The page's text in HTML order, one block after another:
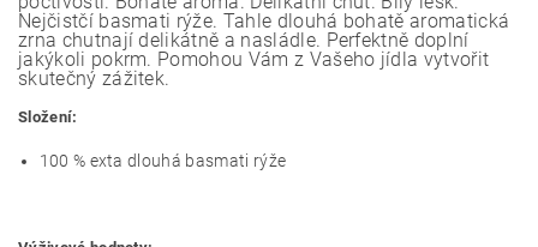
Nejčistčí basmati rýže. Tahle dlouhá bohatě aromatická
zrna chutnají delikátně a nasládle. Perfektně doplní
jakýkoli pokrm. Pomohou Vám z Vašeho jídla vytvořit
skutečný zážitek.
Složení:
100 % exta dlouhá basmati rýže